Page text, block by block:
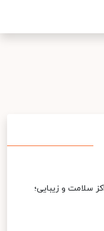
سلامت و زیبایی؛